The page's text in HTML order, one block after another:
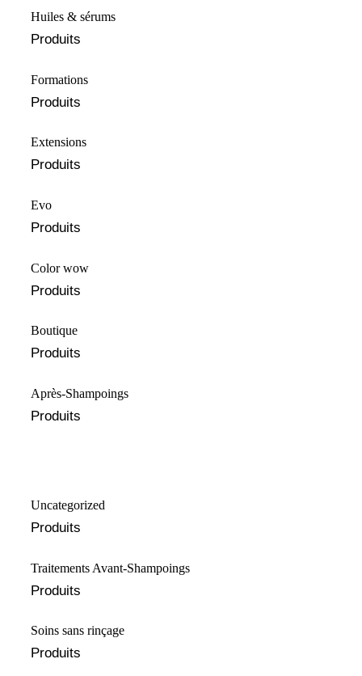
Huiles & sérums
Produits
Formations
Produits
Extensions
Produits
Evo
Produits
Color wow
Produits
Boutique
Produits
Après-Shampoings
Produits
Uncategorized
Produits
Traitements Avant-Shampoings
Produits
Soins sans rinçage
Produits